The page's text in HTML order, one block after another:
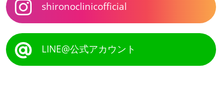
shironoclinicofficial
LINE@公式アカウント